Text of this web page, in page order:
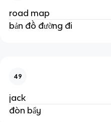
road map
bản đồ đường đi
49
jack
đòn bẩy